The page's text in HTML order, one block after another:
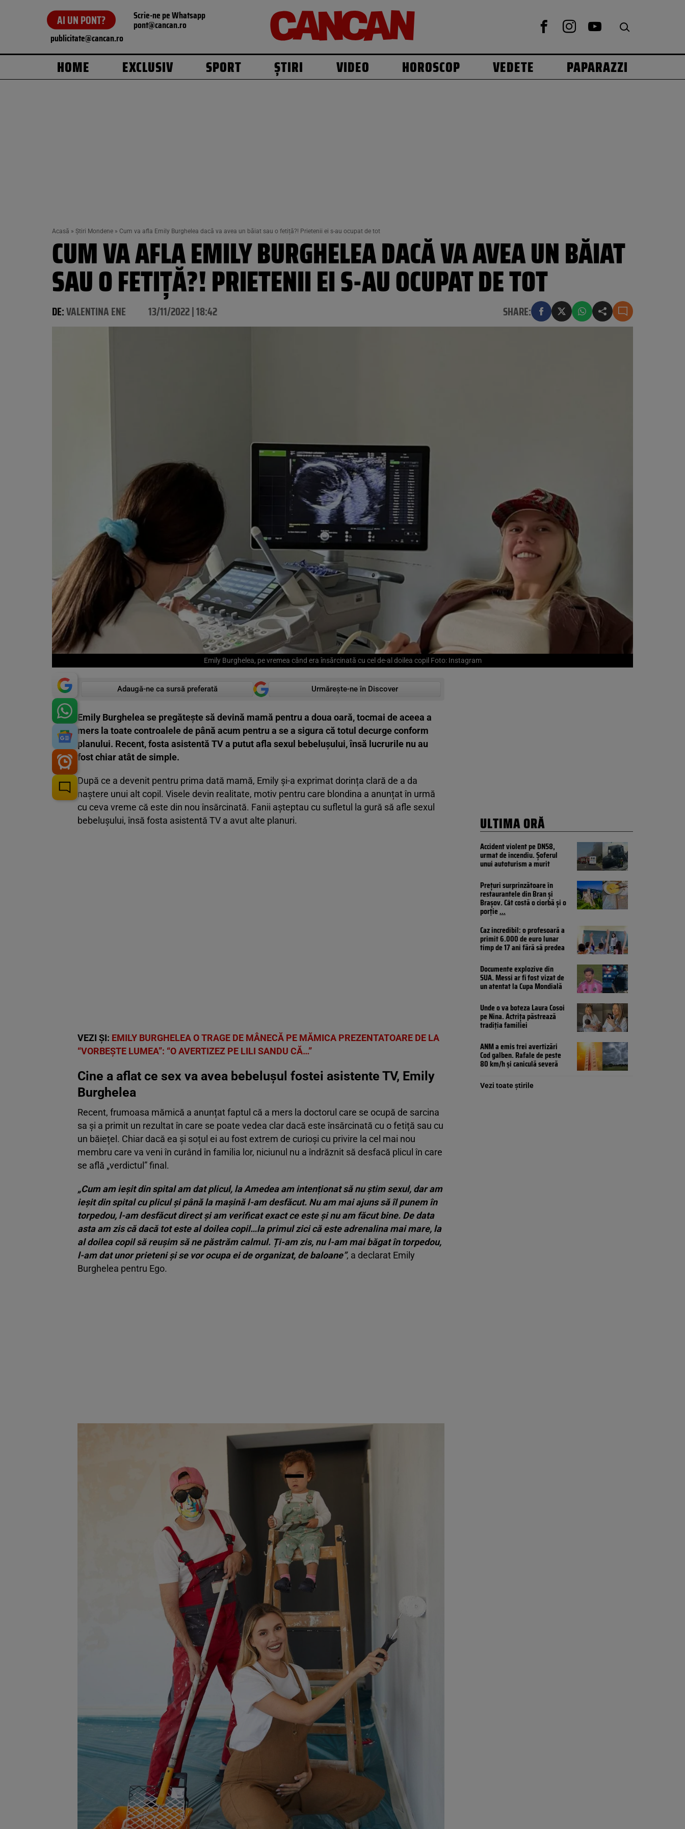
AI UN PONT? Scrie-ne pe Whatsapp
pont@cancan.ro
publicitate@cancan.ro
HOME EXCLUSIV SPORT ȘTIRI VIDEO HOROSCOP VEDETE PAPARAZZI
Acasă » Știri Mondene » Cum va afla Emily Burghelea dacă va avea un băiat sau o fetiță?! Prietenii ei s-au ocupat de tot
CUM VA AFLA EMILY BURGHELEA DACĂ VA AVEA UN BĂIAT
SAU O FETIȚĂ?! PRIETENII EI S-AU OCUPAT DE TOT
DE:VALENTINA ENE 13/11/2022 | 18:42 SHARE:
Emily Burghelea, pe vremea când era însărcinată cu cel de-al doilea copil Foto: Instagram
Adaugă-ne ca sursă preferată Urmărește-ne în Discover
Emily Burghelea se pregătește să devină mamă pentru a doua oară, tocmai de aceea a
mers la toate controalele de până acum pentru a se a sigura că totul decurge conform
planului. Recent, fosta asistentă TV a putut afla sexul bebelușului, însă lucrurile nu au
fost chiar atât de simple.
După ce a devenit pentru prima dată mamă, Emily și-a exprimat dorința clară de a da
naștere unui alt copil. Visele devin realitate, motiv pentru care blondina a anunțat în urmă
cu ceva vreme că este din nou însărcinată. Fanii așteptau cu sufletul la gură să afle sexul
bebelușului, însă fosta asistentă TV a avut alte planuri.
VEZI ȘI: EMILY BURGHELEA O TRAGE DE MÂNECĂ PE MĂMICA PREZENTATOARE DE LA
“VORBEȘTE LUMEA”: “O AVERTIZEZ PE LILI SANDU CĂ…”
Cine a aflat ce sex va avea bebelușul fostei asistente TV, Emily
Burghelea
Recent, frumoasa mămică a anunțat faptul că a mers la doctorul care se ocupă de sarcina
sa și a primit un rezultat în care se poate vedea clar dacă este însărcinată cu o fetiță sau cu
un băiețel. Chiar dacă ea și soțul ei au fost extrem de curioși cu privire la cel mai nou
membru care va veni în curând în familia lor, niciunul nu a îndrăznit să desfacă plicul în care
se află „verdictul” final.
„Cum am ieșit din spital am dat plicul, la Amedea am intenționat să nu știm sexul, dar am
ieșit din spital cu plicul și până la mașină l-am desfăcut. Nu am mai ajuns să îl punem în
torpedou, l-am desfăcut direct și am verificat exact ce este și nu am făcut bine. De data
asta am zis că dacă tot este al doilea copil…la primul zici că este adrenalina mai mare, la
al doilea copil să reușim să ne păstrăm calmul. Ți-am zis, nu l-am mai băgat în torpedou,
l-am dat unor prieteni și se vor ocupa ei de organizat, de baloane”, a declarat Emily
Burghelea pentru Ego.
ULTIMA ORĂ
Accident violent pe DN58,
urmat de incendiu. Șoferul
unui autoturism a murit
Prețuri surprinzătoare în
restaurantele din Bran și
Brașov. Cât costă o ciorbă și o
porție...
Caz incredibil: o profesoară a
primit 6.000 de euro lunar
timp de 17 ani fără să predea
Documente explozive din
SUA. Messi ar fi fost vizat de
un atentat la Cupa Mondială
Unde o va boteza Laura Cosoi
pe Nina. Actrița păstrează
tradiția familiei
ANM a emis trei avertizări
Cod galben. Rafale de peste
80 km/h și caniculă severă
Vezi toate știrile